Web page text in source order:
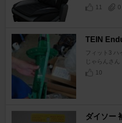
11
0
TEIN
フィット3 ハ
じゃらんさん
10
ダイソー